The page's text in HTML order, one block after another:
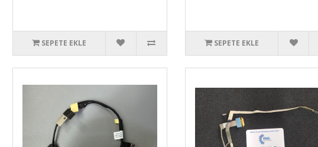
SEPETE EKLE SEPETE EKLE